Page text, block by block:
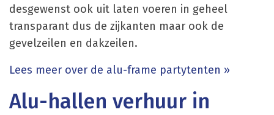
desgewenst ook uit laten voeren in geheel
transparant dus de zijkanten maar ook de
gevelzeilen en dakzeilen.
Lees meer over de alu-frame partytenten »
Alu-hallen verhuur in